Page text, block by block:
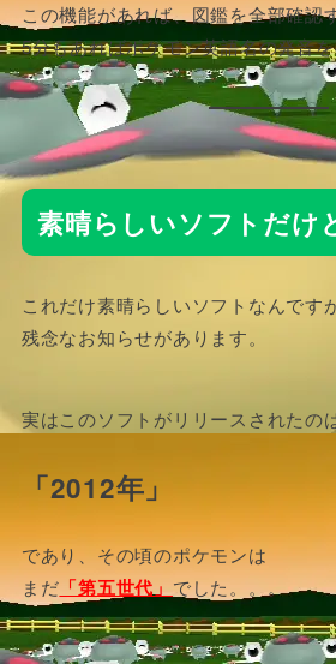
この機能があれば、図鑑を全部確認
5分もあればポケモン英語名の発音
素晴らしいソフトだけ
これだけ素晴らしいソフトなんですが
残念なお知らせがあります。
実はこのソフトがリリースされたの
「2012年」
であり、その頃のポケモンは
まだ 「第五世代」でした。。。